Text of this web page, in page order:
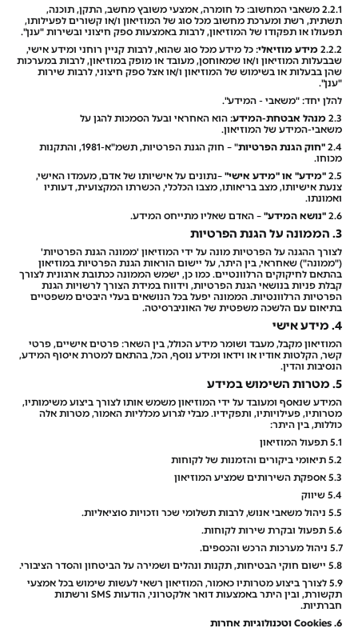
2.2.1 משאבי המחשוב: כל חומרה, אמצעי משובץ מחשב, התקן, תוכנה,
תשתית, רשת ומערכת מחשוב מכל סוג של המוזיאון ו/או קשורים לפעילותו,
תפעולו או תפקודו של המוזיאון, לרבות באמצעות ספק חיצוני ובשירות "ענן".
2.2.2 מידע מוזיאלי: כל מידע מכל סוג שהוא, לרבות קניין רוחני ומידע אישי,
שבבעלות המוזיאון ו/או שמאוחסן, מעובד או מופק במוזיאון, לרבות במערכות
שהן בבעלות או בשימוש של המוזיאון ו/או אצל ספק חיצוני, לרבות שירות
"ענן".
להלן יחד: "משאבי - המידע".
2.3 מנהל אבטחת-המידע: הוא האחראי ובעל הסמכות להגן על
משאבי-המידע של המוזיאון.
2.4 "חוק הגנת הפרטיות
" – חוק הגנת הפרטיות, תשמ"א-1981, והתקנות
מכוחו.
2.5 "מידע" או "מידע אישי" –נתונים על אישיותו של אדם, מעמדו האישי,
צנעת אישיותו, מצב בריאותו, מצבו הכלכלי, הכשרתו המקצועית, דעותיו
ואמונתו.
2.6 "נושא המידע" – האדם שאליו מתייחס המידע.
3. הממונה על הגנת הפרטיות
לצורך ההגנה על הפרטיות מונה על ידי המוזיאון 'ממונה הגנת הפרטיות'
("ממונה") שאחראי, בין היתר, על יישום הוראות הגנת הפרטיות במוזיאון
בהתאם לחיקוקים הרלוונטיים. כמו כן, ישמש הממונה ככתובת ארגונית לצורך
קבלת פניות בנושאי הגנת הפרטיות, וידווח במידת הצורך לרשויות הגנת
הפרטיות הרלוונטיות. הממונה יפעל בכל הנושאים בעלי היבטים משפטיים
בתיאום עם הלשכה משפטית של האוניברסיטה.
4. מידע אישי
המוזיאון מקבל, מעבד ושומר מידע הכולל, בין השאר: פרטים אישיים, פרטי
קשר, הקלטות אודיו או וידאו ומידע נוסף, הכל, בהתאם למטרת איסוף המידע,
הנסיבות והדין.
5. מטרות השימוש במידע
המידע שנאסף ומעובד על ידי המוזיאון משמש אותו לצורך ביצוע משימותיו,
מטרותיו, פעילויותיו, ותפקידיו. מבלי לגרוע מכלליות האמור, מטרות אלה
כוללות, בין היתר:
5.1 תפעול המוזיאון
5.2 תיאומי ביקורים והזמנות של לקוחות
5.3 אספקת השירותים שמציע המוזיאון
5.4 שיווק
5.5 ניהול משאבי אנוש, לרבות תשלומי שכר וזכויות סוציאליות.
5.6 תפעול ובקרת שירות לקוחות.
5.7 ניהול מערכות הרכש והכספים.
5.8 יישום חוקי הבטיחות, תקנות ונהלים ושמירה על הביטחון והסדר הציבורי.
5.9 לצורך ביצוע מטרותיו כאמור, המוזיאון רשאי לעשות שימוש בכל אמצעי
תקשורת, ובין היתר באמצעות דואר אלקטרוני, הודעות SMS ורשתות
חברתיות.
6. Cookies
וטכנולוגיות אחרות